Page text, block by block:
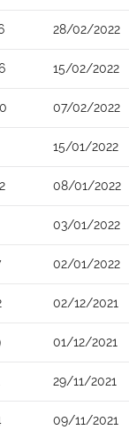
28/02/2022
15/02/2022
07/02/2022
15/01/2022
08/01/2022
03/01/2022
02/01/2022
02/12/2021
01/12/2021
29/11/2021
09/11/2021